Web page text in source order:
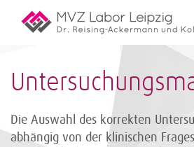
Die Auswahl des korrekten
abhängig von der klinischen